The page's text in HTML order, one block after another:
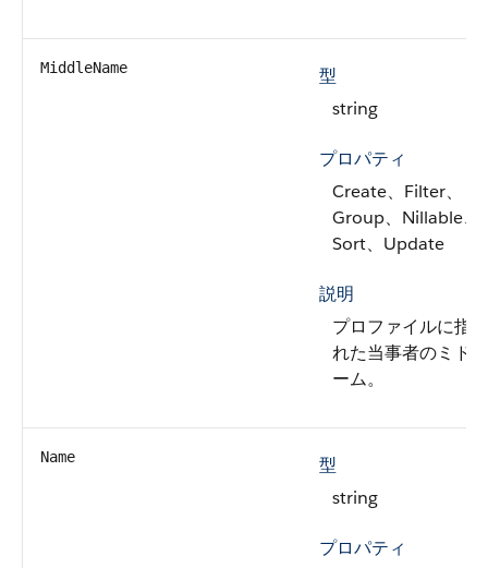
MiddleName
型
string
プロパティ
Create、Filter、
Group、Nillable、
Sort、Update
説明
プロファイルに指
れた当事者のミド
ーム。
Name
型
string
プロパティ